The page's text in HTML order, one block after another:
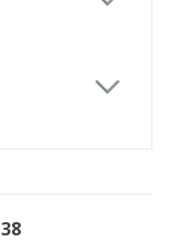
38